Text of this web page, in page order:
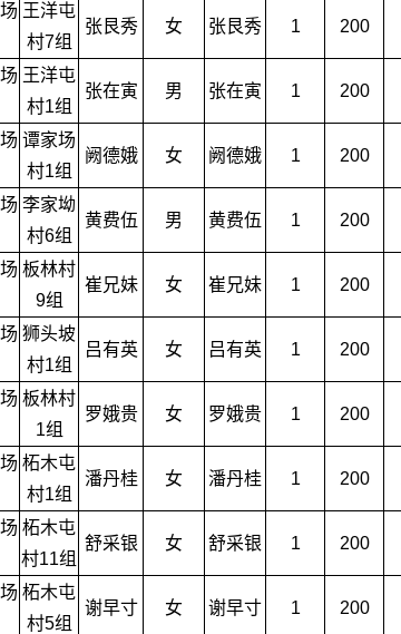
王洋屯
村7组
张艮秀 女 张艮秀 1 200
王洋屯
村1组
张在寅 男 张在寅 1 200
谭家场
村1组
阙德娥 女 阙德娥 1 200
李家坳
村6组
黄费伍 男 黄费伍 1 200
板林村
9组
崔兄妹 女 崔兄妹 1 200
狮头坡
村1组
吕有英 女 吕有英 1 200
板林村
1组
罗娥贵 女 罗娥贵 1 200
柘木屯
村1组
潘丹桂 女 潘丹桂 1 200
柘木屯
村11组
舒采银 女 舒采银 1 200
柘木屯
村5组
谢早寸 女 谢早寸 1 200